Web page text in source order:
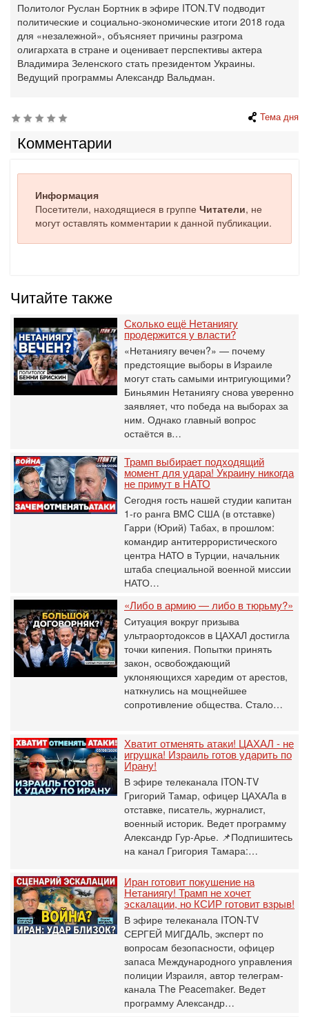
Политолог Руслан Бортник в эфире ITON.TV подводит
политические и социально-экономические итоги 2018 года
для «незалежной», объясняет причины разгрома
олигархата в стране и оценивает перспективы актера
Владимира Зеленского стать президентом Украины.
Ведущий программы Александр Вальдман.
Тема дня
Комментарии
Информация
Посетители, находящиеся в группе Читатели, не
могут оставлять комментарии к данной публикации.
Читайте также
Сколько ещё Нетаниягу
продержится у власти?
«Нетаниягу вечен?» — почему
предстоящие выборы в Израиле
могут стать самыми интригующими?
Биньямин Нетаниягу снова уверенно
заявляет, что победа на выборах за
ним. Однако главный вопрос
остаётся в…
Трамп выбирает подходящий
момент для удара! Украину никогда
не примут в НАТО
Сегодня гость нашей студии капитан
1-го ранга ВМC США (в отставке)
Гарри (Юрий) Табах, в прошлом:
командир антитеррористического
центра НАТО в Турции, начальник
штаба специальной военной миссии
НАТО…
«Либо в армию — либо в тюрьму?»
Ситуация вокруг призыва
ультраортодоксов в ЦАХАЛ достигла
точки кипения. Попытки принять
закон, освобождающий
уклоняющихся харедим от арестов,
наткнулись на мощнейшее
сопротивление общества. Стало…
Хватит отменять атаки! ЦАХАЛ - не
игрушка! Израиль готов ударить по
Ирану!
В эфире телеканала ITON-TV
Григорий Тамар, офицер ЦАХАЛа в
отставке, писатель, журналист,
военный историк. Ведет программу
Александр Гур-Арье. 📌Подпишитесь
на канал Григория Тамара:…
Иран готовит покушение на
Нетаниягу! Трамп не хочет
эскалации, но КСИР готовит взрыв!
В эфире телеканала ITON-TV
СЕРГЕЙ МИГДАЛЬ, эксперт по
вопросам безопасности, офицер
запаса Международного управления
полиции Израиля, автор телеграм-
канала The Peacemaker. Ведет
программу Александр…